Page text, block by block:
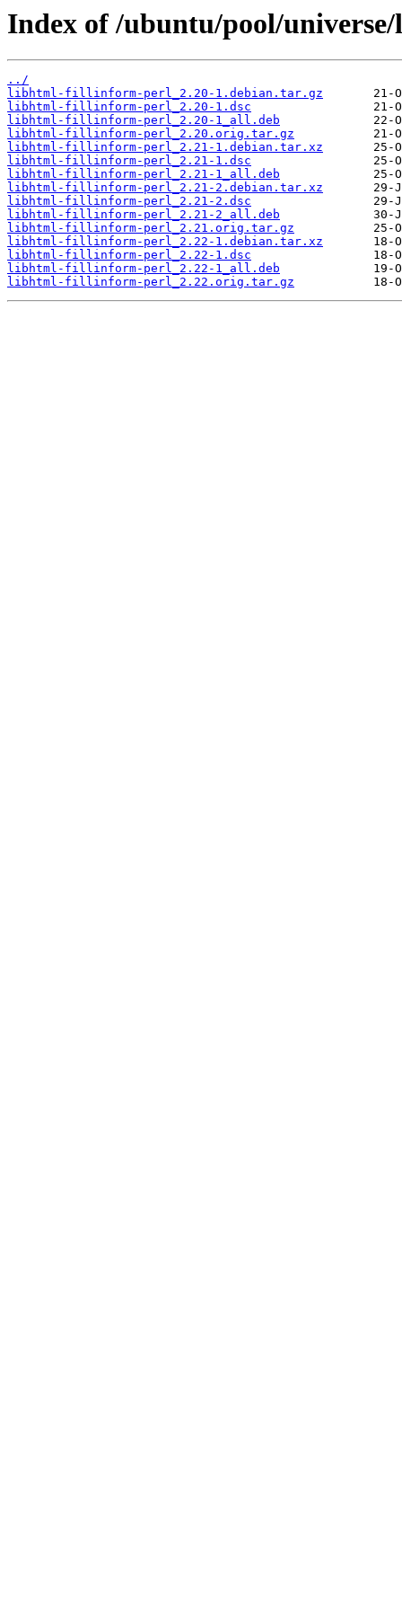
Index of /ubuntu/pool/
../
libhtml-fillinform-perl_2.20-1.debian.tar.gz
libhtml-fillinform-perl_2.20-1.dsc
libhtml-fillinform-perl_2.20-1_all.deb
libhtml-fillinform-perl_2.20.orig.tar.gz
libhtml-fillinform-perl_2.21-1.debian.tar.xz
libhtml-fillinform-perl_2.21-1.dsc
libhtml-fillinform-perl_2.21-1_all.deb
libhtml-fillinform-perl_2.21-2.debian.tar.xz
libhtml-fillinform-perl_2.21-2.dsc
libhtml-fillinform-perl_2.21-2_all.deb
libhtml-fillinform-perl_2.21.orig.tar.gz
libhtml-fillinform-perl_2.22-1.debian.tar.xz
libhtml-fillinform-perl_2.22-1.dsc
libhtml-fillinform-perl_2.22-1_all.deb
libhtml-fillinform-perl_2.22.orig.tar.gz